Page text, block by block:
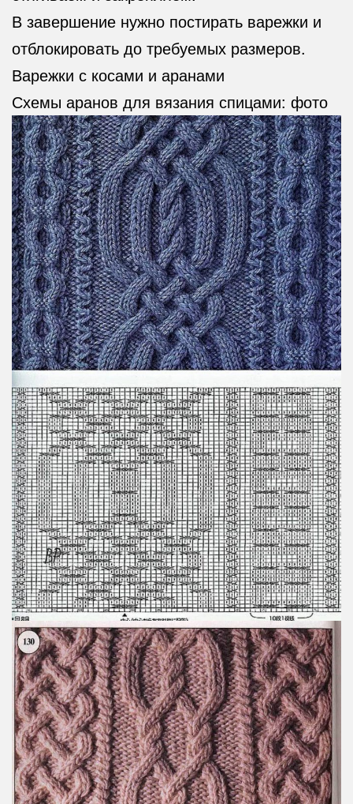
В завершение нужно постирать варежки и
отблокировать до требуемых размеров.
Варежки с косами и аранами
Схемы аранов для вязания спицами: фото